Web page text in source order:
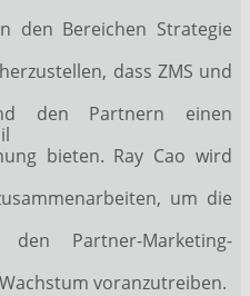
den Bereichen Strategie
dass ZMS und
den Partnern einen
bieten. Ray Cao wird
um die
den Partner-Marketing-
voranzutreiben.